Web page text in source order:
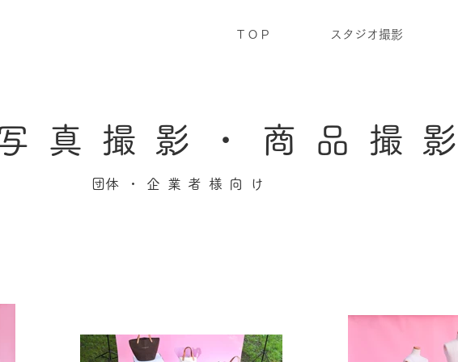
ＴＯＰ スタジオ撮影
真撮影​・ ​商品撮影
​団体・企業者様向け